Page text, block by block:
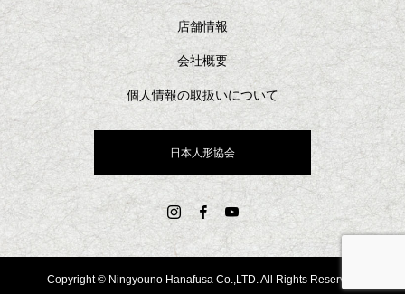
店舗情報
会社概要
個人情報の取扱いについて
日本人形協会
Copyright © Ningyouno Hanafusa Co.,LTD. All Rights Reserved